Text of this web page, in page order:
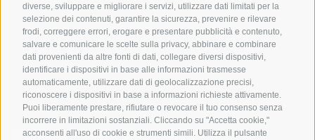
diverse, sviluppare e migliorare i servizi, utilizzare dati limitati per la
selezione dei contenuti, garantire la sicurezza, prevenire e rilevare
frodi, correggere errori, erogare e presentare pubblicità e contenuto,
salvare e comunicare le scelte sulla privacy, abbinare e combinare
dati provenienti da altre fonti di dati, collegare diversi dispositivi,
identificare i dispositivi in base alle informazioni trasmesse
automaticamente, utilizzare dati di geolocalizzazione precisi,
riconoscere i dispositivi in base a informazioni richieste attivamente.
Puoi liberamente prestare, rifiutare o revocare il tuo consenso senza
incorrere in limitazioni sostanziali. Cliccando su "Accetta cookie,"
acconsenti all'uso di cookie e strumenti simili. Utilizza il pulsante
info@bikehotels.it
ISCRIVITI ALLA NOSTRA NEWSLETTER